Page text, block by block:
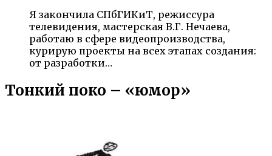
Я закончила СПбГИКиТ, режиссура
телевидения, мастерская В.Г. Нечаева,
работаю в сфере видеопроизводства,
курирую проекты на всех этапах создания:
от разработки…
Тонкий поко – «юмор»